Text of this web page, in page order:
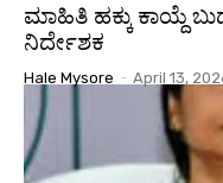
ಮಾಹಿತಿ ಹಕ್ಕು ಕಾಯ್ದೆ
ನಿರ್ದೇಶಕ
Hale Mysore - April 13,